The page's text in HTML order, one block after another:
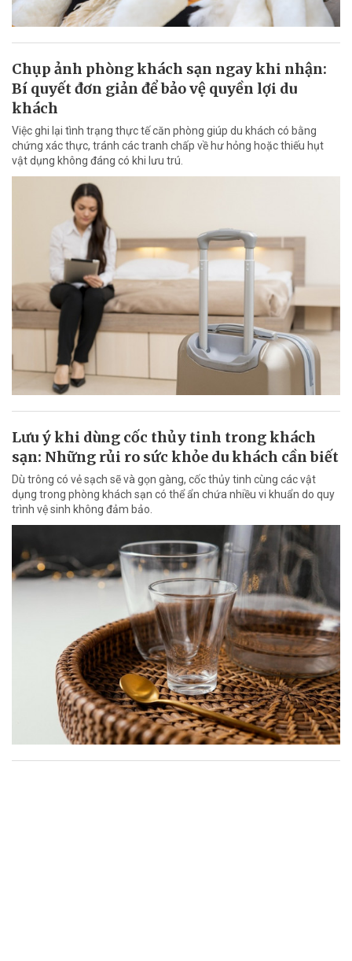
Chụp ảnh phòng khách sạn ngay khi nhận:
Bí quyết đơn giản để bảo vệ quyền lợi du
khách
Việc ghi lại tình trạng thực tế căn phòng giúp du khách có bằng
chứng xác thực, tránh các tranh chấp về hư hỏng hoặc thiếu hụt
vật dụng không đáng có khi lưu trú.
Lưu ý khi dùng cốc thủy tinh trong khách
sạn: Những rủi ro sức khỏe du khách cần biết
Dù trông có vẻ sạch sẽ và gọn gàng, cốc thủy tinh cùng các vật
dụng trong phòng khách sạn có thể ẩn chứa nhiều vi khuẩn do quy
trình vệ sinh không đảm bảo.